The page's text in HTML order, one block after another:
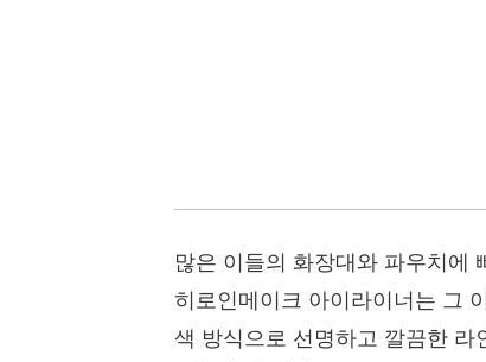
많은 이들의 화장대와 파우치에
히로인메이크 아이라이너는 그
색 방식으로 선명하고 깔끔한